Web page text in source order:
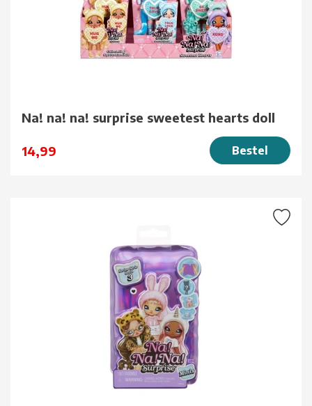
Na! na! na! surprise sweetest hearts doll
14,99 Bestel